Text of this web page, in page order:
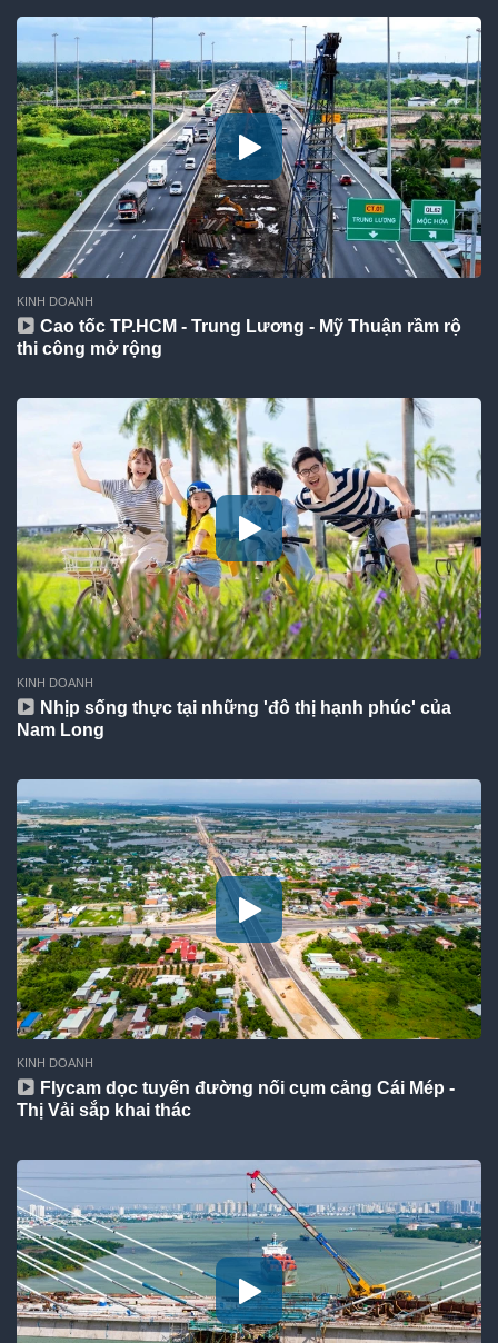
KINH DOANH
Cao tốc TP.HCM - Trung Lương - Mỹ Thuận rầm rộ
thi công mở rộng
KINH DOANH
Nhịp sống thực tại những 'đô thị hạnh phúc' của
Nam Long
KINH DOANH
Flycam dọc tuyến đường nối cụm cảng Cái Mép -
Thị Vải sắp khai thác